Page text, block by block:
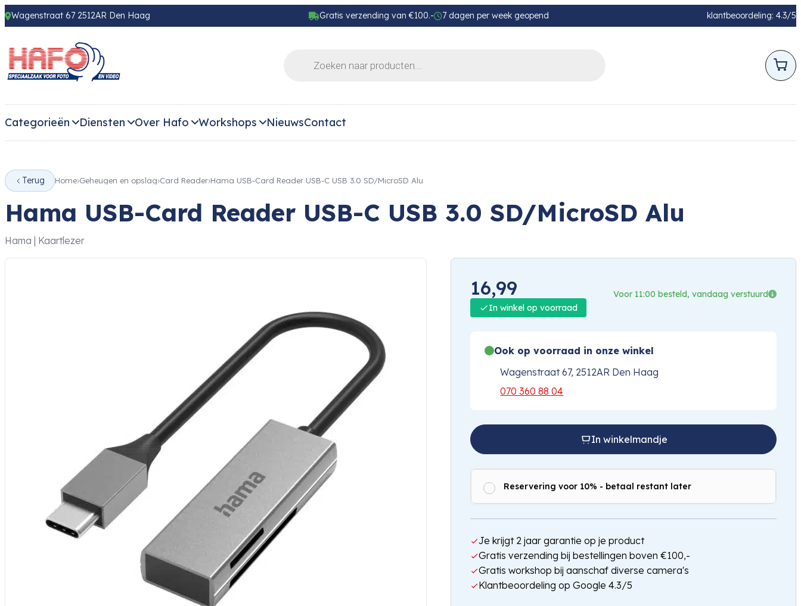
Wagenstraat 67 2512AR Den Haag Gratis verzending van €100.- 7 dagen per week geopend klantbeoordeling: 4.3/5
Categorieën Diensten Over Hafo Workshops NieuwsContact
Terug Home Geheugen en opslag Card Reader Hama USB-Card Reader USB-C USB 3.0 SD/MicroSD Alu
Hama USB-Card Reader USB-C USB 3.0 SD/MicroSD Alu
Hama | Kaartlezer
16,99
Voor 11:00 besteld, vandaag verstuurd
In winkel op voorraad
Ook op voorraad in onze winkel
Wagenstraat 67, 2512AR Den Haag
070 360 88 04
In winkelmandje
Reservering voor 10% - betaal restant later
Je krijgt 2 jaar garantie op je product
Gratis verzending bij bestellingen boven €100,-
Gratis workshop bij aanschaf diverse camera's
Klantbeoordeling op Google 4.3/5